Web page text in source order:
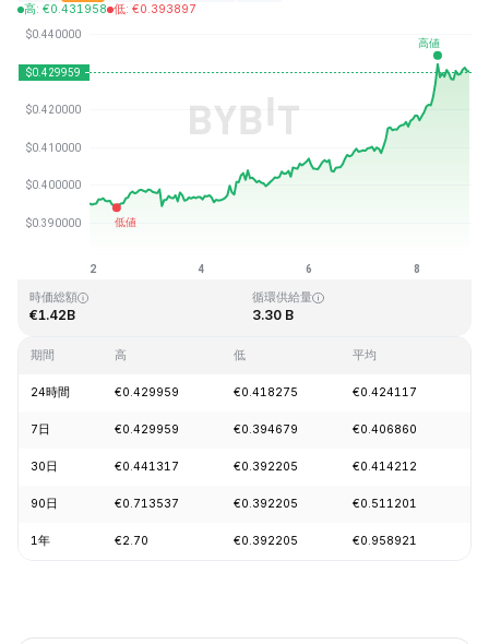
高: €0.431958 低: €0.393897
最終更新日時：2026-08-08、22:53 GMT+0
€0.307978
時価総額
€1.42B
循環供給量
3.30 B
期間 高 低 平均
24時間 €0.429959 €0.418275 €0.424117
7日 €0.429959 €0.394679 €0.406860
30日 €0.441317 €0.392205 €0.414212
90日 €0.713537 €0.392205 €0.511201
1年 €2.70 €0.392205 €0.958921